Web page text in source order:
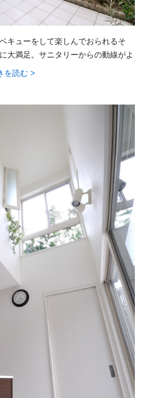
キューをして楽しんでおられるそ
大満足。サニタリーからの動線がよ
を読む